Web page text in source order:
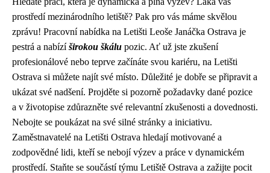
prostředí mezinárodního letiště? Pak pro vás máme skvělou
zprávu! Pracovní nabídka na Letišti Leoše Janáčka Ostrava je
pestrá a nabízíširokou škálu pozic. Ať už jste zkušení
profesionálové nebo teprve začínáte svou kariéru, na Letišti
Ostrava si můžete najít své místo. Důležité je dobře se připravit a
ukázat své nadšení. Projděte si pozorně požadavky dané pozice
a v životopise zdůrazněte své relevantní zkušenosti a dovednosti.
Nebojte se poukázat na své silné stránky a iniciativu.
Zaměstnavatelé na Letišti Ostrava hledají motivované a
zodpovědné lidi, kteří se nebojí výzev a práce v dynamickém
prostředí. Staňte se součástí týmu Letiště Ostrava a zažijte pocit